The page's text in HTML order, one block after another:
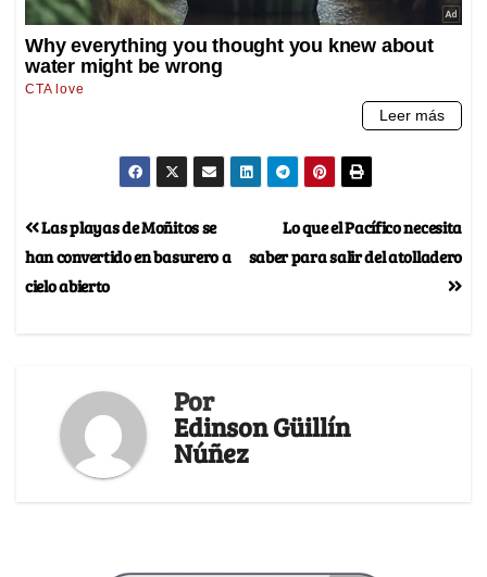
Lo que el Pacífico necesita
saber para salir del atolladero
Las playas de Moñitos se
han convertido en basurero a
cielo abierto
Por
Edinson Güillín
Núñez